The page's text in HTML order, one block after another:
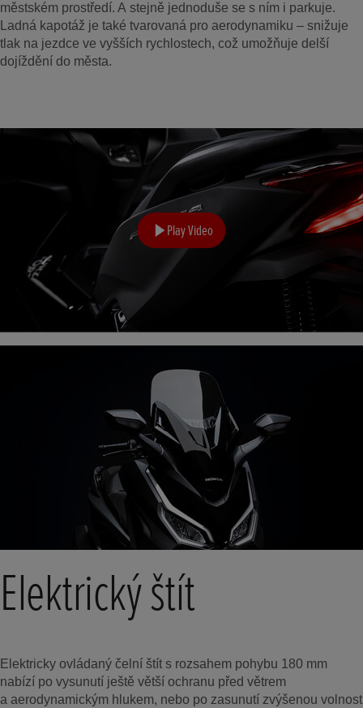
městském prostředí. A stejně jednoduše se s ním i parkuje.
Ladná kapotáž je také tvarovaná pro aerodynamiku – snižuje
tlak na jezdce ve vyšších rychlostech, což umožňuje delší
dojíždění do města.
Play Video
Elektrický štít
Elektricky ovládaný čelní štít s rozsahem pohybu 180 mm
nabízí po vysunutí ještě větší ochranu před větrem
a aerodynamickým hlukem, nebo po zasunutí zvýšenou volnost